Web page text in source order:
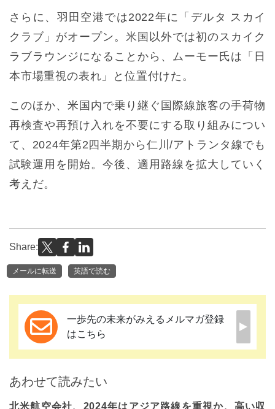
さらに、羽田空港では2022年に「デルタ スカイ
クラブ」がオープン。米国以外では初のスカイク
ラブラウンジになることから、ムーモー氏は「日
本市場重視の表れ」と位置付けた。
このほか、米国内で乗り継ぐ国際線旅客の手荷物
再検査や再預け入れを不要にする取り組みについ
て、2024年第2四半期から仁川/アトランタ線でも
試験運用を開始。今後、適用路線を拡大していく
考えだ。
Share:
メールに転送 英語で読む
一歩先の未来がみえるメルマガ登録
はこちら
あわせて読みたい
北米航空会社、2024年はアジア路線を重視か、高い収